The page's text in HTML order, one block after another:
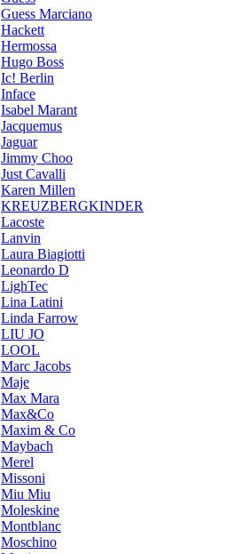
Guess Marciano
Hackett
Hermossa
Hugo Boss
Ic! Berlin
Inface
Isabel Marant
Jacquemus
Jaguar
Jimmy Choo
Just Cavalli
Karen Millen
KREUZBERGKINDER
Lacoste
Lanvin
Laura Biagiotti
Leonardo D
LighTec
Lina Latini
Linda Farrow
LIU JO
LOOL
Marc Jacobs
Maje
Max Mara
Max&Co
Maxim & Co
Maybach
Merel
Missoni
Miu Miu
Moleskine
Montblanc
Moschino